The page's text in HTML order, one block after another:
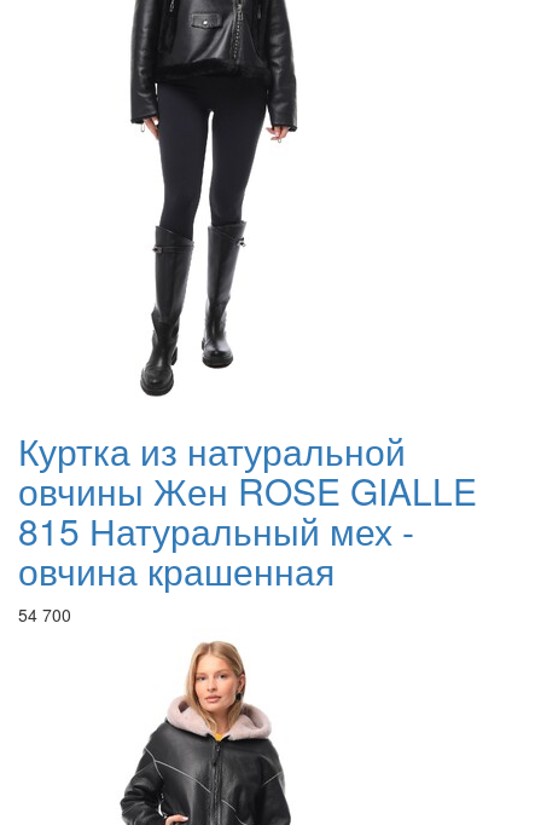
Куртка из натуральной
овчины Жен ROSE GIALLE
815 Натуральный мех -
овчина крашенная
54 700